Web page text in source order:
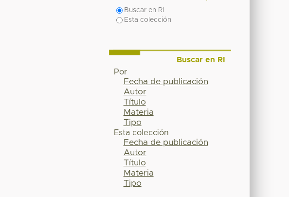
Buscar en RI
Esta colección
Buscar en RI
Por
Fecha de publicación
Autor
Título
Materia
Tipo
Esta colección
Fecha de publicación
Autor
Título
Materia
Tipo